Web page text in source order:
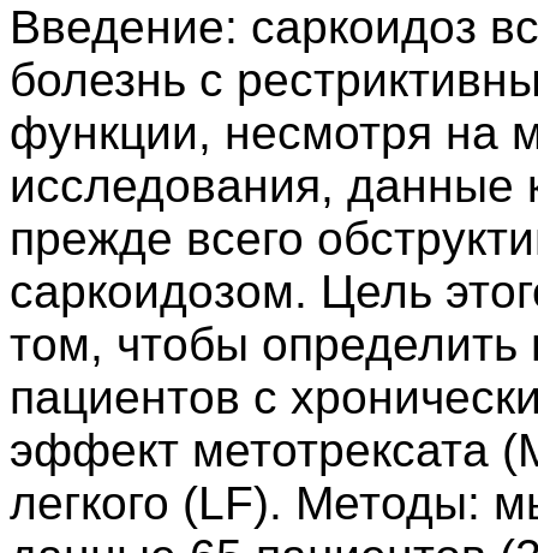
Введение: cаркоидоз
болезнь с
функции, несмотря на
исследования, данные
прежде всего
саркоидозом. Цель
том, чтобы определить
пациентов с
эффект метотрексата
легкого (LF). Методы: